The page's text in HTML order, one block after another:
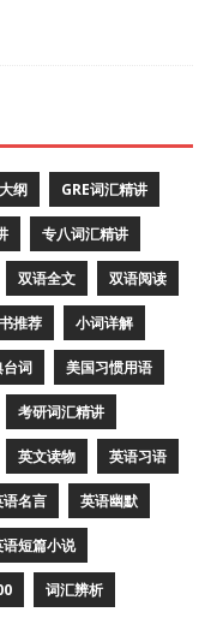
纲 GRE词汇精讲
专八词汇精讲
双语全文 双语阅读
推荐 小词详解
台词 美国习惯用语
考研词汇精讲
英文读物 英语习语
语名言 英语幽默
语短篇小说
词汇辨析